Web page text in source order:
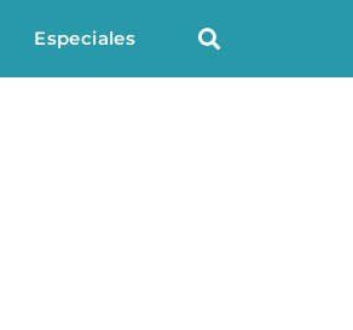
Especiales